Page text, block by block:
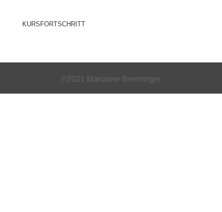
KURSFORTSCHRITT
©2021 Marianne Brenninger